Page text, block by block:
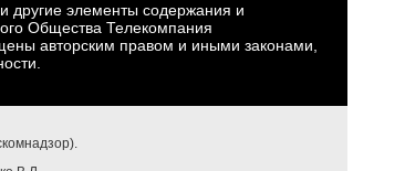
другие элементы содержания и
Общества Телекомпания
авторским правом и иными законами,